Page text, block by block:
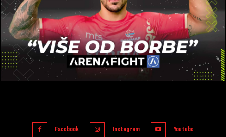
Facebook Instagram Youtube